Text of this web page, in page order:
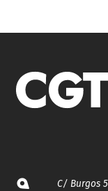
C/ Burgos